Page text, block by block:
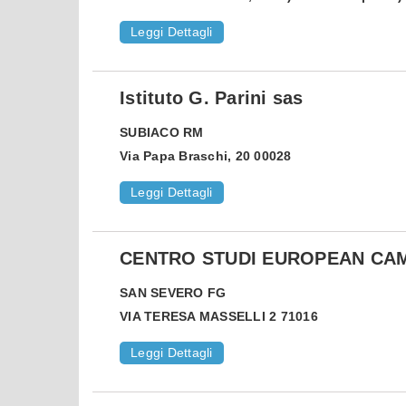
Leggi Dettagli
Istituto G. Parini sas
SUBIACO RM
Via Papa Braschi, 20 00028
Leggi Dettagli
CENTRO STUDI EUROPEAN
SAN SEVERO FG
VIA TERESA MASSELLI 2 71016
Leggi Dettagli